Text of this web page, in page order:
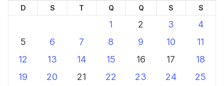
D S T Q Q S S
1 2 3
4
5
6 7 8 9 10
11
12
13 14 15 16 17
18
19
20 21 22 23 24
25